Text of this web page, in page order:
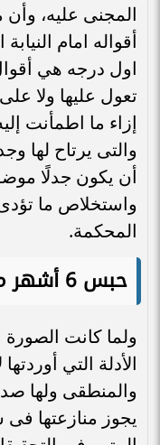
المجنى عليه، وأن
أقواله امام
اول درجه هي
تعول عليها ولا
إزاء ما اطمأنت
والتى يرتاح لها
أن يكون جدلًا
واستخلاص ما
المحكمة.
حبس 6 أشهر مع الشغل
ولما كانت
الأدلة التي
والمنطقى ولها
يجوز منازعتها